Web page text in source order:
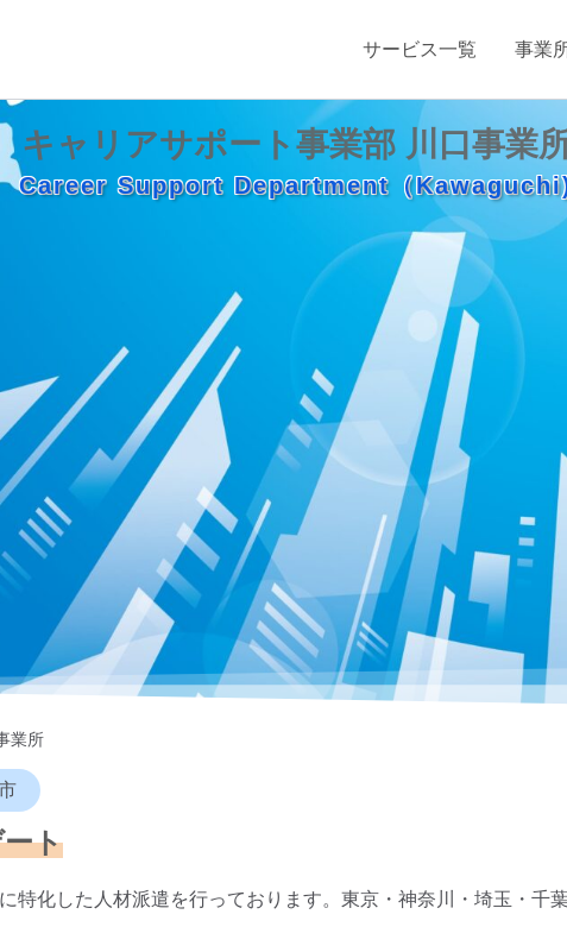
サービス一覧 事業
キャリアサポート事業部 川口事業
Career Support Department（
業所
ト
特化した人材派遣を行っております。東京・神奈川・埼玉・千